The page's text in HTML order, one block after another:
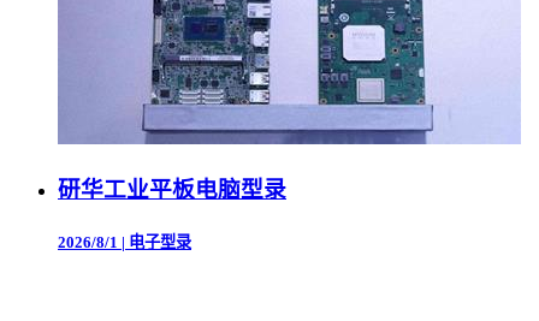
研华工业平板电脑型录
2026/8/1 | 电子型录